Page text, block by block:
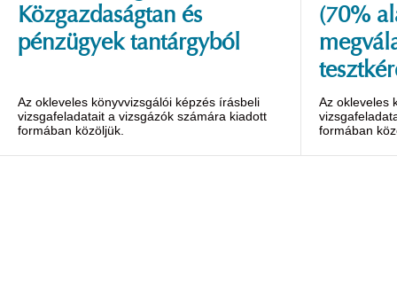
Közgazdaságtan és
pénzügyek tantárgyból
Az okleveles könyvvizsgálói képzés írásbeli
vizsgafeladatait a vizsgázók számára kiadott
formában közöljük.
(70%
Az okleveles
formában